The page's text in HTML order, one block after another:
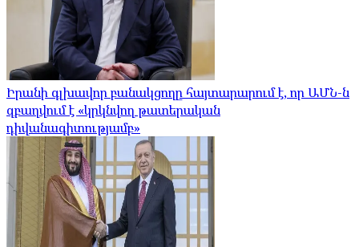
Իրանի գլխավոր բանակցողը հայտարարում է, որ ԱՄՆ-ն
զբաղվում է «կրկնվող թատերական
դիվանագիտությամբ»